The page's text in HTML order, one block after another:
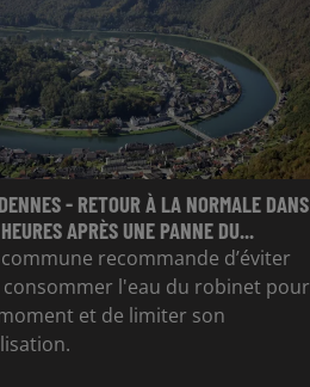
- RETOUR À LA NORMALE DANS
APRÈS UNE PANNE DU...
commune recommande d’éviter
consommer l'eau du robinet pour
et de limiter son